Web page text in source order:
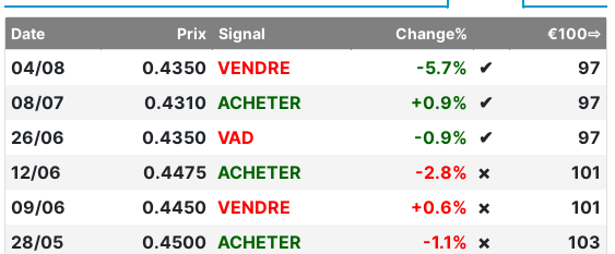
Date Prix Signal Change% €100⇨
04/08 0.4350 VENDRE -5.7% ✔
97
08/07
0.4310 ACHETER +0.9% ✔
97
26/06
0.4350 VAD -0.9% ✔
97
12/06
0.4475 ACHETER -2.8% ❌
101
09/06
0.4450 VENDRE +0.6% ❌
101
28/05
0.4500 ACHETER -1.1% ❌
103